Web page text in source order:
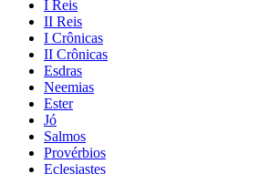
I Reis
II Reis
I Crônicas
II Crônicas
Esdras
Neemias
Ester
Jó
Salmos
Provérbios
Eclesiastes